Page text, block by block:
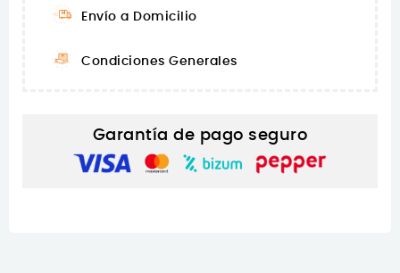
Envío a Domicilio
Condiciones Generales
Garantía de pago seguro